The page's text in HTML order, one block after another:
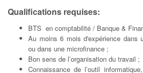
Qualifications requises:
BTS en comptabilité / Banque &
Au moins 6 mois d'expérience dans
ou dans une microfinance ;
Bon sens de l’organisation du travail ;
Connaissance de l’outil